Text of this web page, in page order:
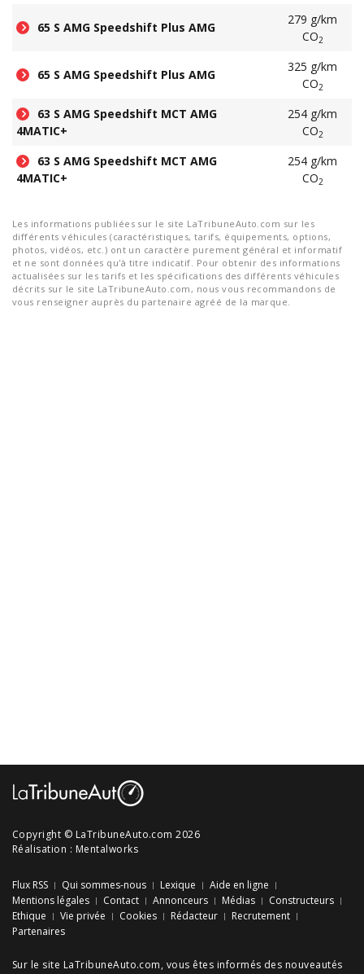
65 S AMG Speedshift Plus AMG
279 g/km
CO2
65 S AMG Speedshift Plus AMG
325 g/km
CO2
63 S AMG Speedshift MCT AMG
4MATIC+
254 g/km
CO2
63 S AMG Speedshift MCT AMG
4MATIC+
254 g/km
CO2
Les informations publiées sur le site LaTribuneAuto.com sur les
différents véhicules (caractéristiques, tarifs, équipements, options,
photos, vidéos, etc.) ont un caractère purement général et informatif
et ne sont données qu'à titre indicatif. Pour obtenir des informations
actualisées sur les tarifs et les spécifications des différents véhicules
décrits sur le site LaTribuneAuto.com, nous vous recommandons de
vous renseigner auprès du partenaire agréé de la marque.
Copyright © LaTribuneAuto.com 2026
Réalisation : Mentalworks
Flux RSS Qui sommes-nous Lexique
Aide en ligne
Mentions légales
Contact Annonceurs Médias
Constructeurs
Ethique
Vie privée Cookies Rédacteur
Recrutement
Partenaires
Sur le site LaTribuneAuto.com, vous êtes informés des nouveautés